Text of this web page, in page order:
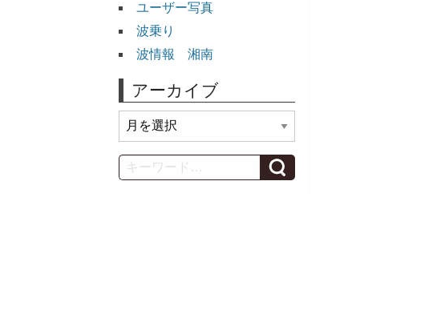
ユーザー写真
波乗り
波情報 湘南
アーカイブ
ー
カ
イ
Search